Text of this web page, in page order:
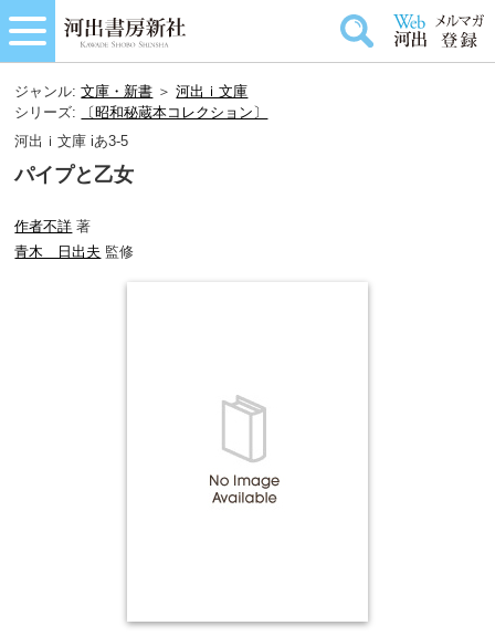
ジャンル:文庫・新書 ＞河出ｉ文庫
シリーズ:
〔昭和秘蔵本コレクション〕
河出ｉ文庫 iあ3-5
パイプと乙女
作者不詳 著
青木 日出夫 監修